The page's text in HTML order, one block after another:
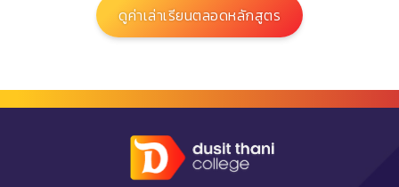
ดูค่าเล่าเรียนตลอดหลักสูตร